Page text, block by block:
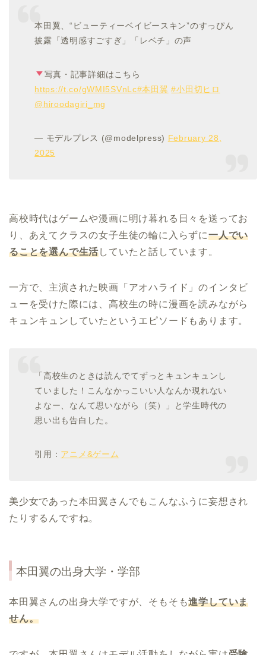
本田翼、“ビューティーベイビースキン”のすっぴん
披露「透明感すごすぎ」「レベチ」の声
写真・記事詳細はこちら
https://t.co/gWMI5SVnLc#本田翼 #小田切ヒロ
@hiroodagiri_mg
— モデルプレス (@modelpress) February 28,
2025
高校時代はゲームや漫画に明け暮れる日々を送ってお
り、あえてクラスの女子生徒の輪に入らずに一人でい
ることを選んで生活していたと話しています。
一方で、主演された映画「アオハライド」のインタビ
ューを受けた際には、高校生の時に漫画を読みながら
キュンキュンしていたというエピソードもあります。
「高校生のときは読んでてずっとキュンキュンし
ていました！こんなかっこいい人なんか現れない
よなー、なんて思いながら（笑）」と学生時代の
思い出も告白した。
引用： アニメ&ゲーム
美少女であった本田翼さんでもこんなふうに妄想され
たりするんですね。
本田翼の出身大学・学部
本田翼さんの出身大学ですが、そもそも進学していま
せん。